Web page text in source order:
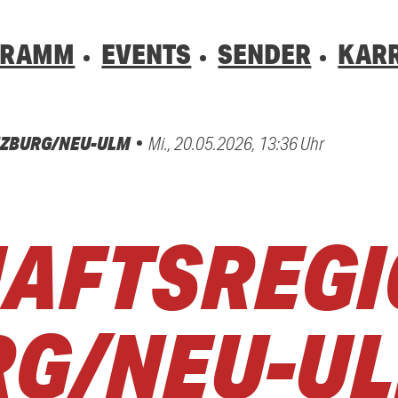
EVENTS SENDER
01520 242 3333
NEU-ULM Mi., 20.05.2026, 13:36 Uhr
NEU-